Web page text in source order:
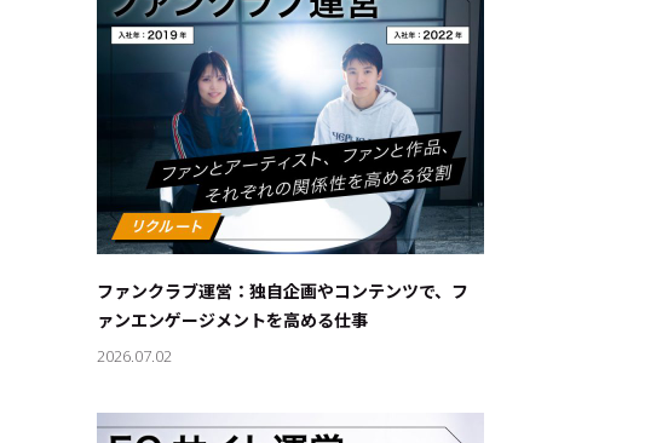
JP
ファンクラブ運営：独自企画やコンテンツで、フ
ァンエンゲージメントを高める仕事
2026.07.02